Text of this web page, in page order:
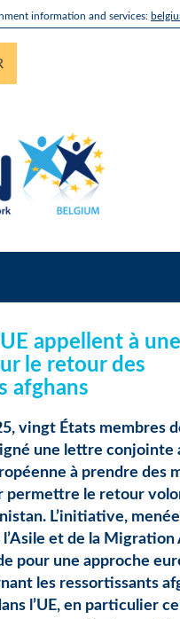
information and services:
appellent à
le retour des
afghans
vingt États membres
une lettre conjointe
à prendre des
permettre le retour
L’initiative,
et de la Migration
pour une approche
les ressortissants
l’UE, en particulier